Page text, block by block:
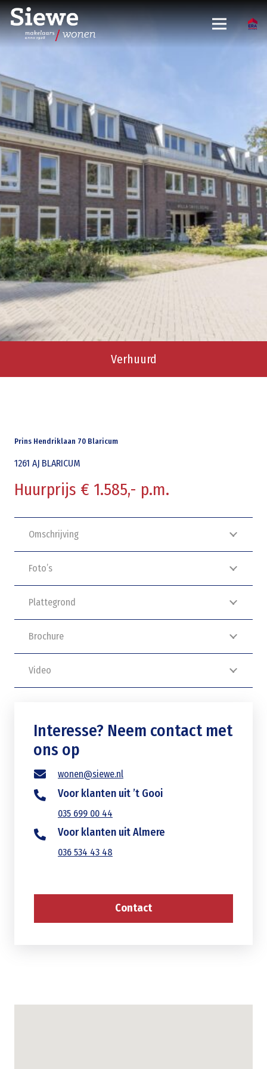
Verhuurd
Prins Hendriklaan 70 Blaricum
1261 AJ BLARICUM
Huurprijs € 1.585,- p.m.
Omschrijving
Foto’s
Plattegrond
Brochure
Video
Interesse? Neem contact met
ons op
wonen@siewe.nl
Voor klanten uit ’t Gooi
035 699 00 44
Voor klanten uit Almere
036 534 43 48
Contact